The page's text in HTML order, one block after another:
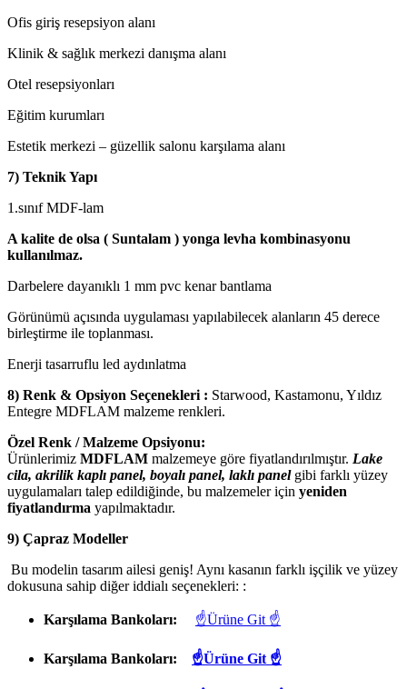
Ofis giriş resepsiyon alanı
Klinik & sağlık merkezi danışma alanı
Otel resepsiyonları
Eğitim kurumları
Estetik merkezi – güzellik salonu karşılama alanı
7) Teknik Yapı
1.sınıf MDF-lam
A kalite de olsa ( Suntalam ) yonga levha kombinasyonu
kullanılmaz.
Darbelere dayanıklı 1 mm pvc kenar bantlama
Görünümü açısında uygulaması yapılabilecek alanların 45 derece
birleştirme ile toplanması.
Enerji tasarruflu led aydınlatma
8) Renk & Opsiyon Seçenekleri : Starwood, Kastamonu, Yıldız
Entegre MDFLAM malzeme renkleri.
Özel Renk / Malzeme Opsiyonu:
Ürünlerimiz MDFLAM malzemeye göre fiyatlandırılmıştır. Lake
cila, akrilik kaplı panel, boyalı panel, laklı panel gibi farklı yüzey
uygulamaları talep edildiğinde, bu malzemeler için yeniden
fiyatlandırma yapılmaktadır.
9) Çapraz Modeller
Bu modelin tasarım ailesi geniş! Aynı kasanın farklı işçilik ve yüzey
dokusuna sahip diğer iddialı seçenekleri: :
Karşılama Bankoları: ☝Ürüne Git ☝
Karşılama Bankoları: ☝Ürüne Git ☝